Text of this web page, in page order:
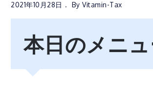
2021年10月28日 ByVitamin-Tax
本日のメニ